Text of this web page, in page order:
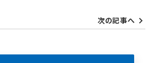
次の記事へ